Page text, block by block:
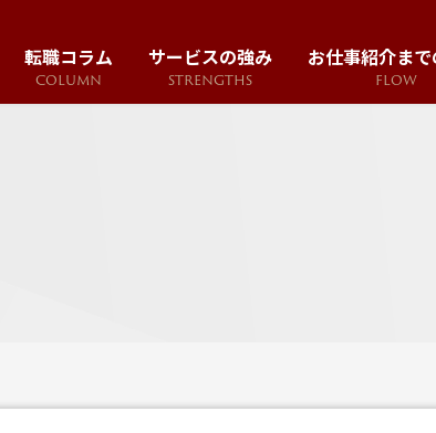
転職コラム
COLUMN
サービスの強み
STRENGTHS
お仕事紹介ま
FLOW